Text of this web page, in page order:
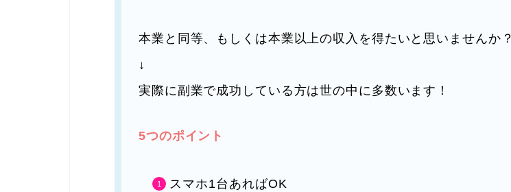
本業と同等、もしくは本業以上の収入を得たいと思いませんか？
↓
実際に副業で成功している方は世の中に多数います！
5つのポイント
スマホ1台あればOK